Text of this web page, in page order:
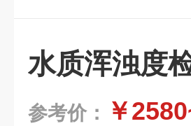
水质浑浊度
参考价： ￥